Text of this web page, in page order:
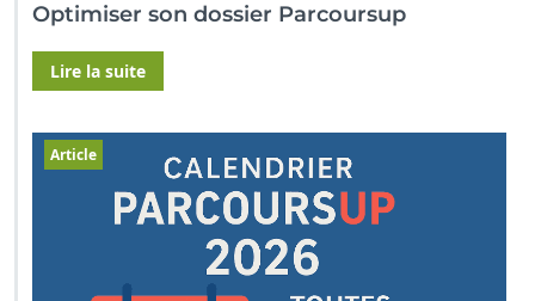
Optimiser son dossier Parcoursup
Lire la suite
Article